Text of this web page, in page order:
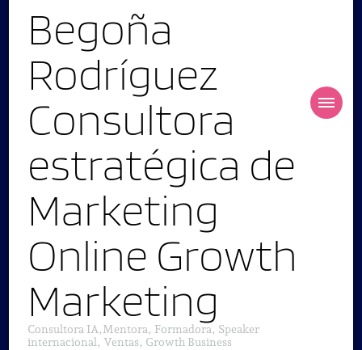
Begoña
Rodríguez
Consultora
estratégica de
Marketing
Online Growth
Marketing
Consultora IA,Mentora, Formadora, Speaker
internacional, Ventas, Growth Business